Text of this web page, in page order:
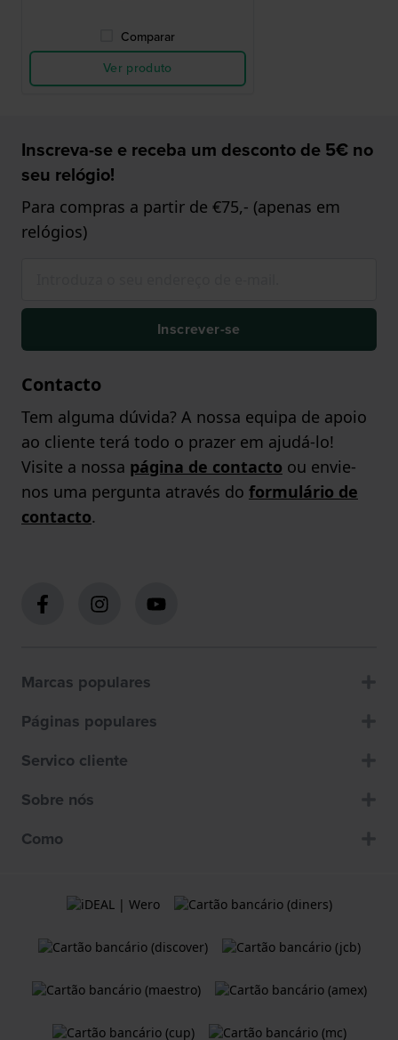
Comparar
Ver produto
Inscreva-se e receba um desconto de 5€ no
seu relógio!
Para compras a partir de €75,- (apenas em
relógios)
Inscrever-se
Contacto
Tem alguma dúvida? A nossa equipa de apoio
ao cliente terá todo o prazer em ajudá-lo!
Visite a nossa página de contacto ou envie-
nos uma pergunta através do formulário de
contacto.
Marcas populares
Páginas populares
Servico cliente
Sobre nós
Como